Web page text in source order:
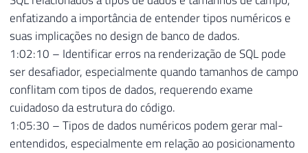
enfatizando a importância de entender tipos numéricos e
suas implicações no design de banco de dados.
1:02:10 – Identificar erros na renderização de SQL pode
ser desafiador, especialmente quando tamanhos de campo
conflitam com tipos de dados, requerendo exame
cuidadoso da estrutura do código.
1:05:30 – Tipos de dados numéricos podem gerar mal-
entendidos, especialmente em relação ao posicionamento